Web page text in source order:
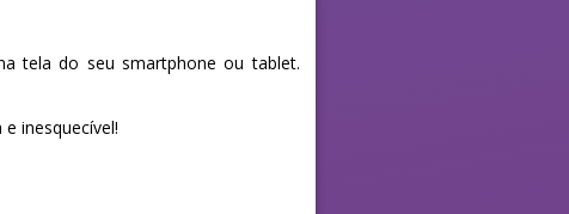
tela do seu smartphone ou tablet.
inesquecível!